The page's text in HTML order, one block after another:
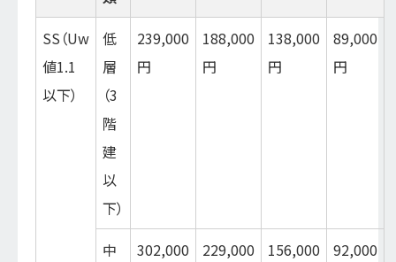
SS（Uw
値1.1
以下）
低
層
（3
階
建
以
下）
239,000
円
188,000
円
138,000
円
89,000
円
中 302,000 229,000 156,000 92,000